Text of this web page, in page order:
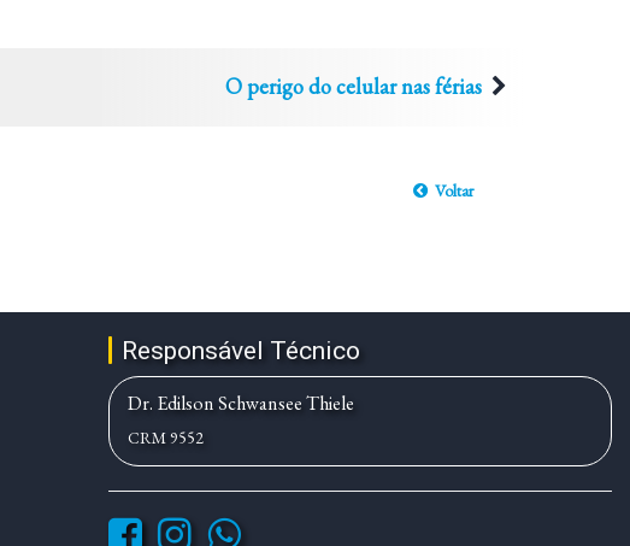
O perigo do celular nas férias
Voltar
Responsável Técnico
Dr. Edilson Schwansee Thiele
CRM 9552